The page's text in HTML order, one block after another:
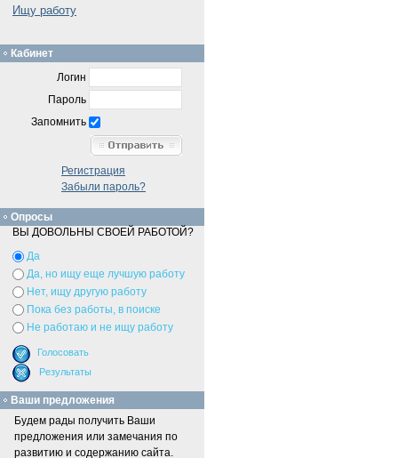
Ищу работу
Кабинет
Логин
Пароль
Запомнить
Регистрация
Забыли пароль?
Опросы
ВЫ ДОВОЛЬНЫ СВОЕЙ РАБОТОЙ?
Да
Да, но ищу еще лучшую работу
Нет, ищу другую работу
Пока без работы, в поиске
Не работаю и не ищу работу
Ваши предложения
Будем рады получить Ваши
предложения или замечания по
развитию и содержанию сайта.